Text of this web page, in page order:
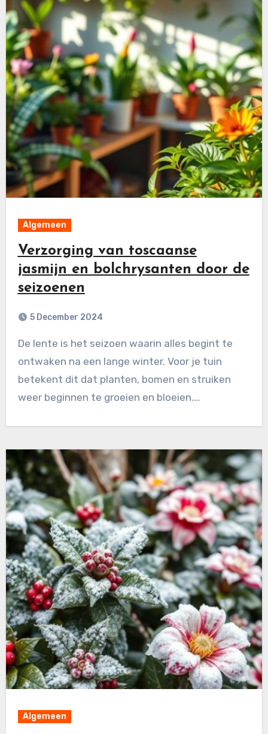
Algemeen
Verzorging van toscaanse
jasmijn en bolchrysanten door de
seizoenen
5 December 2024
De lente is het seizoen waarin alles begint te
ontwaken na een lange winter. Voor je tuin
betekent dit dat planten, bomen en struiken
weer beginnen te groeien en bloeien.…
Algemeen